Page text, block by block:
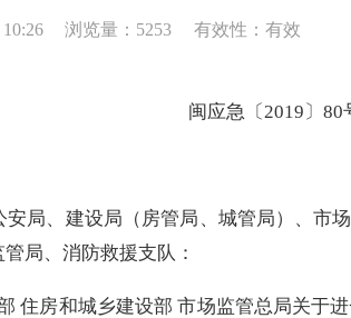
浏览量：5253 有效性：有效
闽应急〔2019 〕 80
局、建设局（房管局、城管局）、市
局、消防救援支队：
住房和城乡建设部 市场监管总局关于